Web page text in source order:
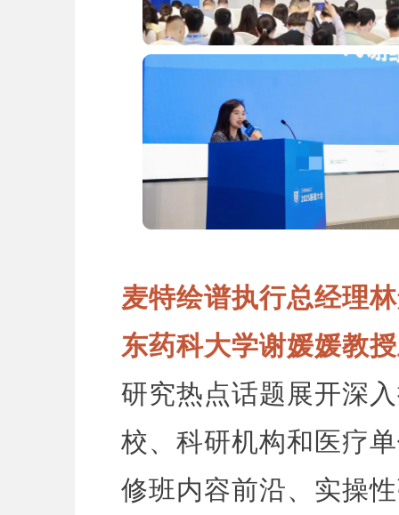
麦特绘谱执行总经理
东药科大学谢媛媛教
研究热点话题展开深
校、科研机构和医疗
修班内容前沿、实操